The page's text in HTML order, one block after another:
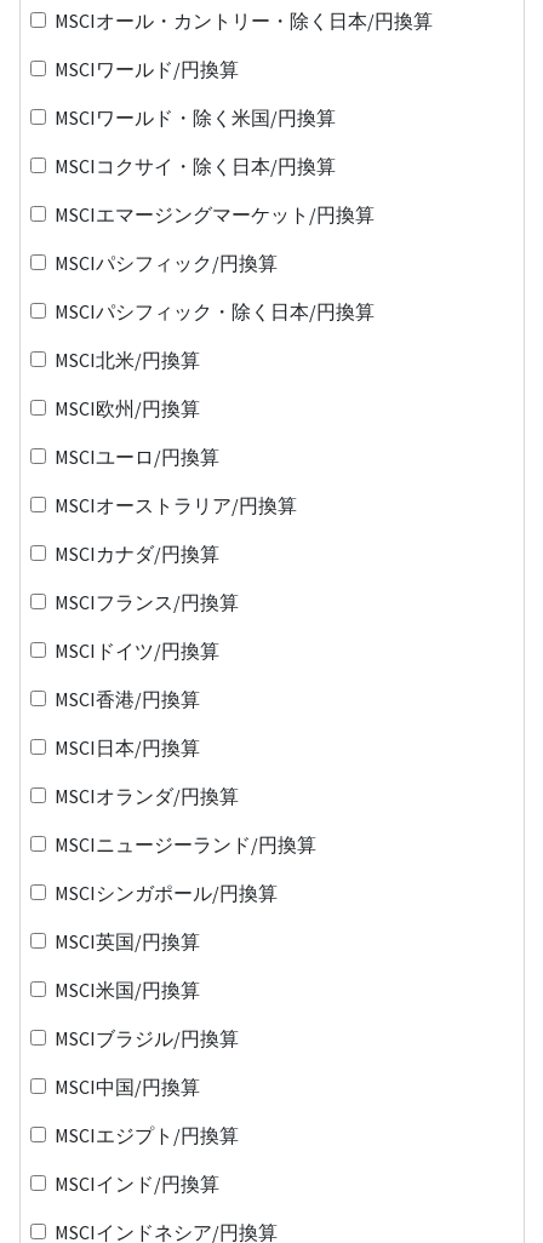
MSCIオール・カントリー・除く日本/円換算
MSCIワールド/円換算
MSCIワールド・除く米国/円換算
MSCIコクサイ・除く日本/円換算
MSCIエマージングマーケット/円換算
MSCIパシフィック/円換算
MSCIパシフィック・除く日本/円換算
MSCI北米/円換算
MSCI欧州/円換算
MSCIユーロ/円換算
MSCIオーストラリア/円換算
MSCIカナダ/円換算
MSCIフランス/円換算
MSCIドイツ/円換算
MSCI香港/円換算
MSCI日本/円換算
MSCIオランダ/円換算
MSCIニュージーランド/円換算
MSCIシンガポール/円換算
MSCI英国/円換算
MSCI米国/円換算
MSCIブラジル/円換算
MSCI中国/円換算
MSCIエジプト/円換算
MSCIインド/円換算
MSCIインドネシア/円換算